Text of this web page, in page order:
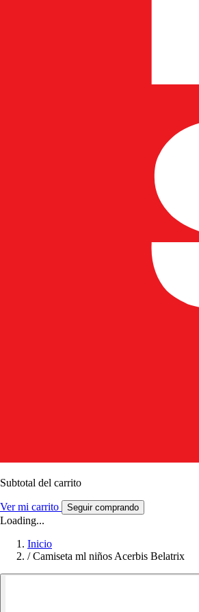
Subtotal del carrito
Ver mi carrito Seguir comprando
Loading...
Inicio
/ Camiseta ml niños Acerbis Belatrix